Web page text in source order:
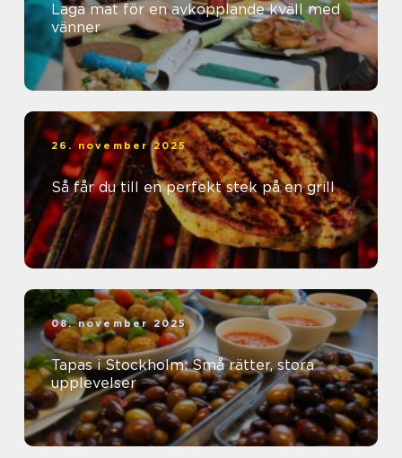
Laga mat för en avkopplande kväll med
vänner
26. november 2025
Så får du till en perfekt stek på en grill
08. november 2025
Tapas i Stockholm: Små rätter, stora
upplevelser